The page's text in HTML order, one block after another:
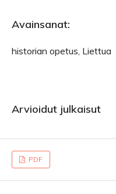
Avainsanat:
historian opetus, Liettua
Arvioidut julkaisut
PDF